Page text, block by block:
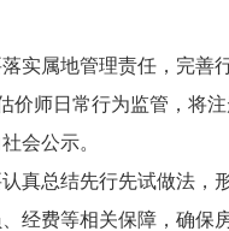
实属地管理责任，完善
价师日常行为监管，将
会公示。
真总结先行先试做法，
经费等相关保障，确保